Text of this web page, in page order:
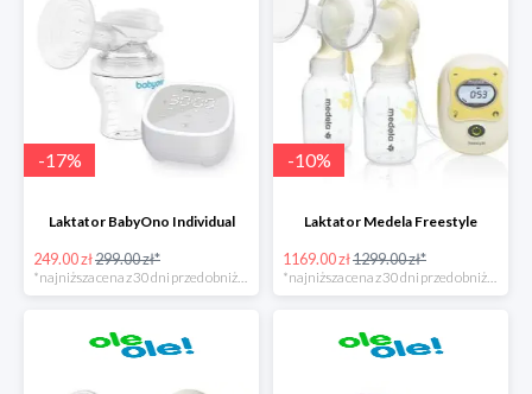
-17%
Laktator BabyOno Individual
249.00 zł299.00 zł*
*najniższa cena z 30 dni przed obniżką
-10%
Laktator Medela Freestyle
1169.00 zł1299.00 zł*
*najniższa cena z 30 dni przed obniżką